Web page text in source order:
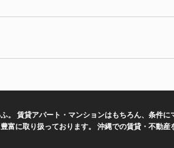
。 賃貸アパート・マンションはもちろん、条件
富に取り扱っております。 沖縄での賃貸・不動産